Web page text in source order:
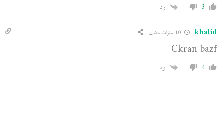
3 رد
khalid 10 سنوات مضت
Ckran bazf
4 رد